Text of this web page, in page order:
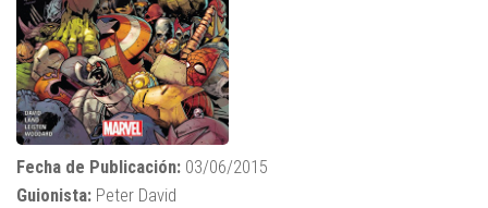
Fecha de Publicación: 03/06/2015
Guionista: Peter David